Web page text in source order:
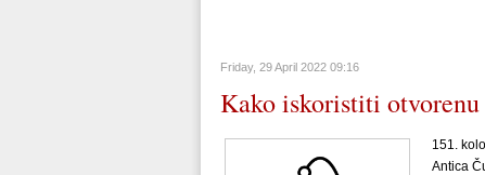
Friday, 29 April 2022 09:16
Kako iskoristiti
151.
Antica